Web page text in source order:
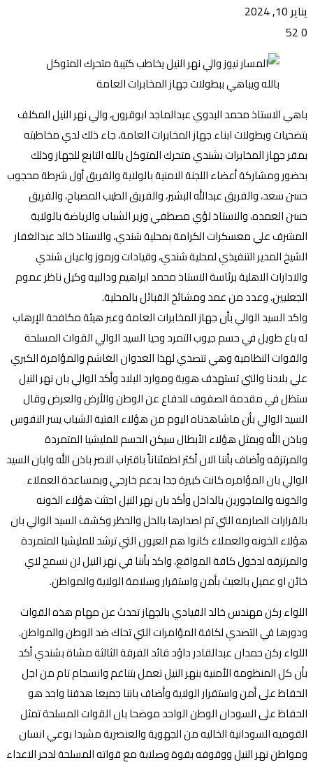
يناير 10, 2024
0
باهي الاستاذ محمد البدوي عبدالماجد ابوقرون، والي نهر النيل المكلف
بتضحيات وبطولات ابناء جهاز المخابرات العامة، جاء ذلك لدي مخاطبته
بمقر جهاز المخابرات بشندي متحرك المتوكل بالله التابع للجهاز وذلك
بحضور ومشاركة أعضاء اللجنة الامنية بالولاية والفريق أول شرطة محجوب
حسن سعد، والفريق عبدالله البشير، والفريق الطيب المصباح، والفريق
حسن العمده، والاستاذ لؤي مصطفي وزير الشباب والرياضة بالولاية
المشرف علي معسكرات الكرامة بمحلية شندي، والاستاذ خالد عبدالغفار
الشيخ المدير التنفيذي لمحلية شندي، وقيادات ورموز واعيان شندي
والادارات الاهلية برئاسة الاستاذ محمد ابراهيم ودالبيه وكيل ناظر عموم
الجعليين، وعدد من عمد ومشائخ القبائل بالمحلية.
واكد السيد الوالي بأن جهاز المخابرات العامة وعبر هيئة مكافحة الإرهاب
له باع طويل في حسم جيوب التمرد وحيا السيد الوالي القوات المسلحة
والقوات النظامية وهي تتصدي لهذا العدوان الغاشم والمؤامرة الكبري
علي بلادنا والتي تستهدف هوية وموارد البلاد وأكد الوالي بان نهر النيل
ستظل في مقدمة الصفوف للدفاع عن الوطن والأرض والعرض وقال
السيد الوالي بأن ماشاهدناه اليوم من هؤلاء الفتية الشباب يسر النفوس
وباذن الله وبمثل هؤلاء الأبطال سيكن الحسم للمليشيا المتمردة
والمرتزقه وأضاف بأننا الان أكثر اطمئناناً باقتراب النصر باذن الله وابان السيد
الوالي بان المؤامره كانت كبيرة جدا بدعم خارجي وبمساعدة العملاء
والخونه والماجورين بالداخل وأكد بان نهر النيل اجتثت هؤلاء الخونه
بالقرارات الصارمه التي تم اصدارها بالحل والحظر وكشف السيد الوالي بان
هؤلاء الخونه والعملاء كانوا هم العيون التي ترشد للمليشيا المتمردة
والمرتزقه لدخول كافة المواقع، واكد بأننا في نهر النيل لن نسمح لاي
خائن او عميل بالعبث بأمن واستقرار وسلامة الولاية والمواطن.
اللواء ركن مهندس خالد القيادي بالجهاز تحدث عن مهام هذه القوات
ودورها في التصدي لكافة المؤامرات التي تحاك ضد الوطن والمواطن.
اللواء ركن حمدان عبدالقادر داؤد قائد الفرقة الثالثة مشاة بشندي أكد
بأن كل المنظومة الأمنية بنهر النيل تعمل بتناغم وانسجام تام من اجل
الحفاظ على أمن واستقرار الولاية وأضاف باننا جميعا هدفنا واحد هو
الحفاظ على السودان الوطن الواحد موضحا بان القوات المسلحة تمثل
القوميه السودانية الخاليه من الجهوية والعنصرية مشيدا بوعي انسان
ومواطن نهر النيل ووقوفه بقوة وصلابة مع قواته المسلحة لدحر الاعداء